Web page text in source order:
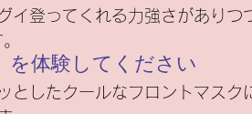
イ登ってくれる力強さがあり
を体験してください
としたクールなフロントマスク